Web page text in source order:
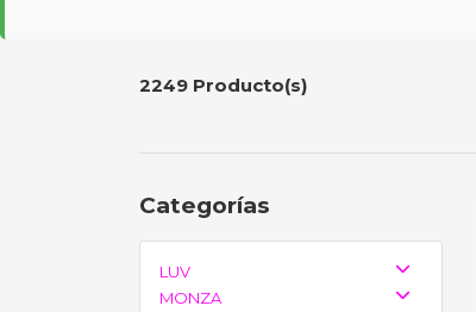
2249 Producto(s)
Categorías
LUV
MONZA